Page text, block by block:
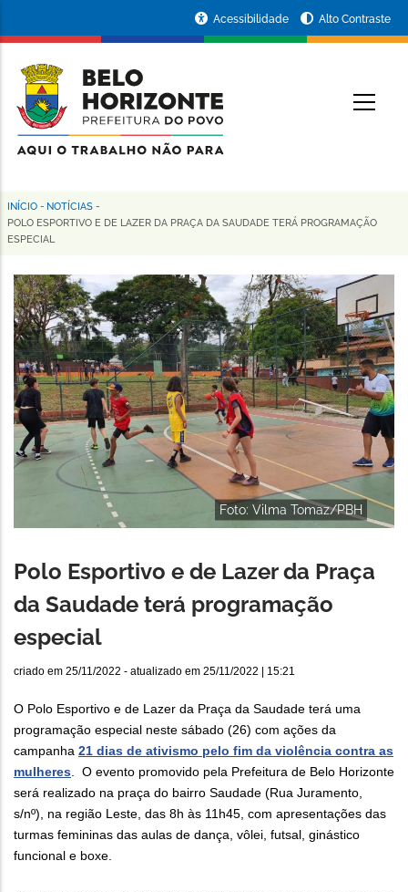
conteúdo
principal
da
Prefeitura
de
Horizonte
Acessibilidade Alto Contraste
Trilha
de
navegação
INÍCIO - NOTÍCIAS -
POLO ESPORTIVO E DE LAZER DA PRAÇA DA SAUDADE TERÁ PROGRAMAÇÃO
ESPECIAL
Foto: Vilma Tomaz/PBH
Polo Esportivo e de Lazer da Praça
da Saudade terá programação
especial
criado em 25/11/2022 - atualizado em 25/11/2022 | 15:21
O Polo Esportivo e de Lazer da Praça da Saudade terá uma
programação especial neste sábado (26) com ações da
campanha 21 dias de ativismo pelo fim da violência contra as
mulheres. O evento promovido pela Prefeitura de Belo Horizonte
será realizado na praça do bairro Saudade (Rua Juramento,
s/nº), na região Leste, das 8h às 11h45, com apresentações das
turmas femininas das aulas de dança, vôlei, futsal, ginástico
funcional e boxe.